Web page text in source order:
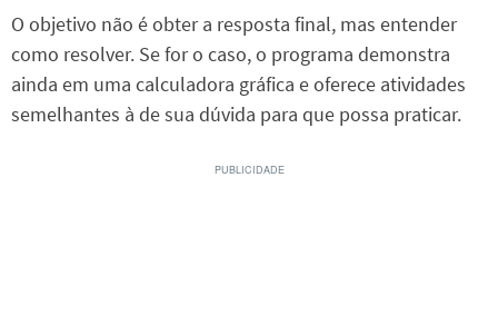
O objetivo não é obter a resposta final, mas entender
como resolver. Se for o caso, o programa demonstra
ainda em uma calculadora gráfica e oferece atividades
semelhantes à de sua dúvida para que possa praticar.